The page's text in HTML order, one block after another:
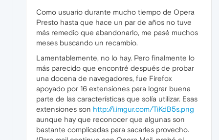
Como usuario durante mucho tiempo de Opera
Presto hasta que hace un par de años no tuve
más remedio que abandonarlo, me pasé muchos
meses buscando un recambio.
Lamentablemente, no lo hay. Pero finalmente lo
más parecido que encontré después de probar
una docena de navegadores, fue Firefox
apoyado por 16 extensiones para lograr buena
parte de las características que solía utilizar. Esas
extensiones son http://i.imgur.com/TiKdB5s.png
aunque hay que reconocer que algunas son
bastante complicadas para sacarles provecho.